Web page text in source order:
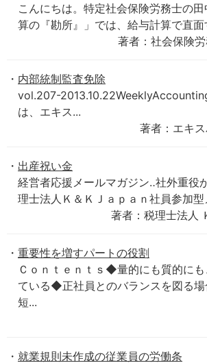
こんにちは。特定社会保険労務士の
算の『勘所』」では、給与計算で直
著者：社会保険
内部統制監査免除
vol.207-
は、エキス...
著者：エキ
出産祝い金
経営者応援メールマガジン‥社外重役
理士法人Ｋ＆ＫＪａｐａｎ社員参加
著者：税理士法人
重要性を増すパートの役割
Ｃｏｎｔｅｎｔｓ◆量的にも質的に
ている◆正社員とのバランスを図る
短...
就業規則未作成の従業員の労働条